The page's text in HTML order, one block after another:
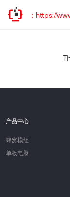
问新址：https://
产品中心
蜂窝模组
单板电脑